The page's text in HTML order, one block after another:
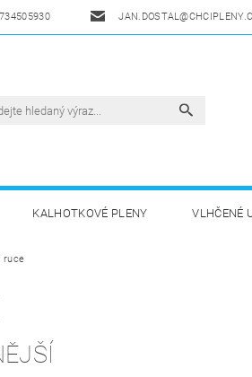
734505930
KALHOTKOVÉ PLENY VLHČENÉ
ZDRAVÁ A SPORTOVNÍ VÝŽIVA
ruce